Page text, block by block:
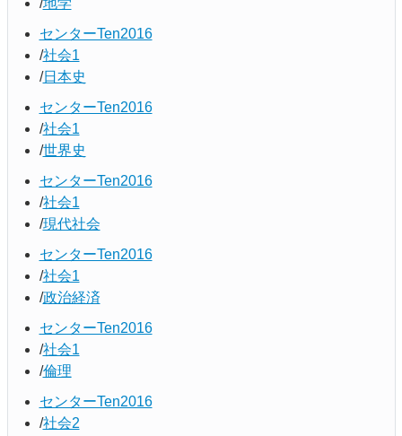
地学
センターTen2016
社会1
日本史
センターTen2016
社会1
世界史
センターTen2016
社会1
現代社会
センターTen2016
社会1
政治経済
センターTen2016
社会1
倫理
センターTen2016
社会2